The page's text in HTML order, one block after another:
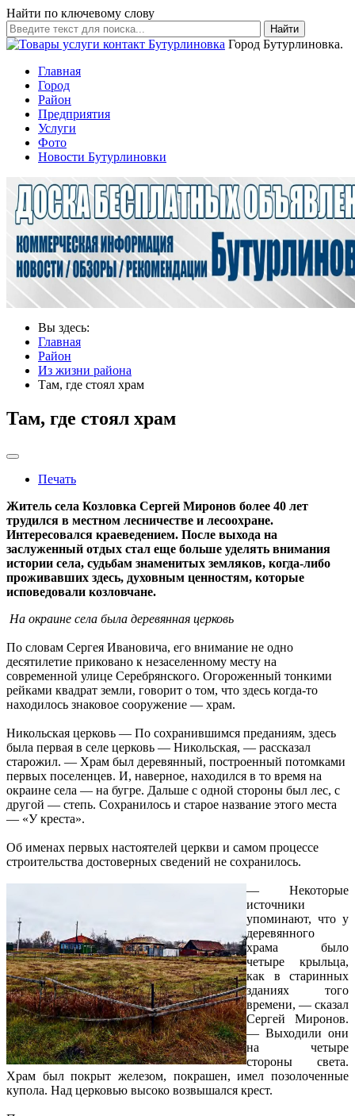
Найти по ключевому слову
Найти
Город Бутурлиновка.
Главная
Город
Район
Предприятия
Услуги
Фото
Новости Бутурлиновки
Вы здесь:
Главная
Район
Из жизни района
Там, где стоял храм
Там, где стоял храм
Печать
Житель села Козловка Сергей Миронов более 40 лет
трудился в местном лесничестве и лесоохране.
Интересовался краеведением. После выхода на
заслуженный отдых стал еще больше уделять внимания
истории села, судьбам знаменитых земляков, когда-либо
проживавших здесь, духовным ценностям, которые
исповедовали козловчане.
На окраине села была деревянная церковь
По словам Сергея Ивановича, его внимание не одно
десятилетие приковано к незаселенному месту на
современной улице Серебрянского. Огороженный тонкими
рейками квадрат земли, говорит о том, что здесь когда-то
находилось знаковое сооружение — храм.
Никольская церковь — По сохранившимся преданиям, здесь
была первая в селе церковь — Никольская, — рассказал
старожил. — Храм был деревянный, построенный потомками
первых поселенцев. И, наверное, находился в то время на
окраине села — на бугре. Дальше с одной стороны был лес, с
другой — степь. Сохранилось и старое название этого места
— «У креста».
Об именах первых настоятелей церкви и самом процессе
строительства достоверных сведений не сохранилось.
— Некоторые
источники
упоминают, что у
деревянного
храма было
четыре крыльца,
как в старинных
зданиях того
времени, — сказал
Сергей Миронов.
— Выходили они
на четыре
стороны света.
Храм был покрыт железом, покрашен, имел позолоченные
купола. Над церковью высоко возвышался крест.